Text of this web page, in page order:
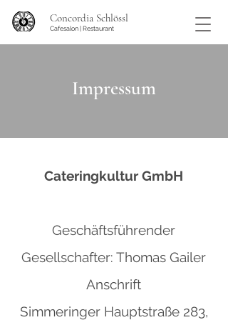
Cafesalon | Restaurant
Concordia Schlössl
Impressum
Cateringkultur GmbH
Geschäftsführender
Gesellschafter: Thomas Gailer
Anschrift
Simmeringer Hauptstraße 283,